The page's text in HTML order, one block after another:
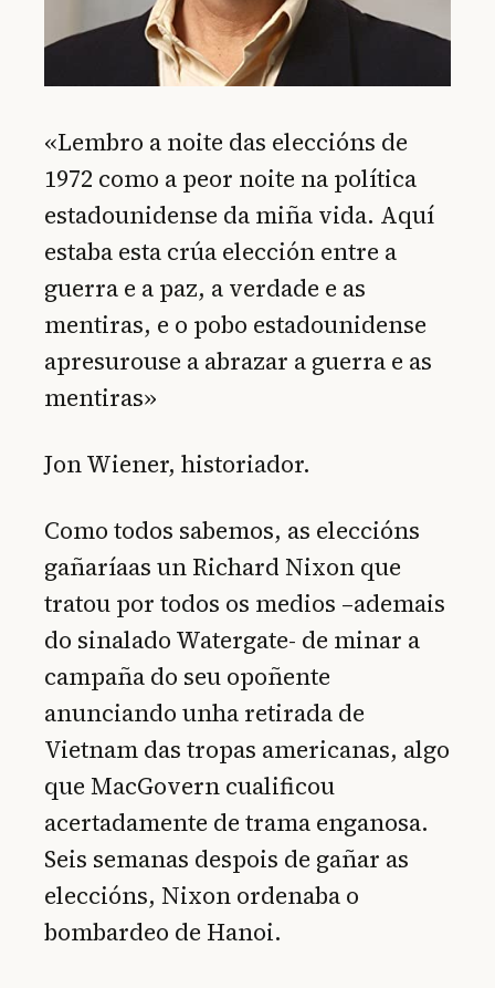
«Lembro a noite das eleccións de
1972 como a peor noite na política
estadounidense da miña vida. Aquí
estaba esta crúa elección entre a
guerra e a paz, a verdade e as
mentiras, e o pobo estadounidense
apresurouse a abrazar a guerra e as
mentiras»
Jon Wiener, historiador.
Como todos sabemos, as eleccións
gañaríaas un Richard Nixon que
tratou por todos os medios –ademais
do sinalado Watergate- de minar a
campaña do seu opoñente
anunciando unha retirada de
Vietnam das tropas americanas, algo
que MacGovern cualificou
acertadamente de trama enganosa.
Seis semanas despois de gañar as
eleccións, Nixon ordenaba o
bombardeo de Hanoi.